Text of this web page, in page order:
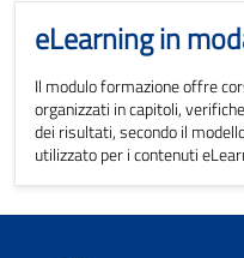
eLearning in
Il modulo formazione offre
organizzati in capitoli,
dei risultati, secondo il
utilizzato per i contenuti